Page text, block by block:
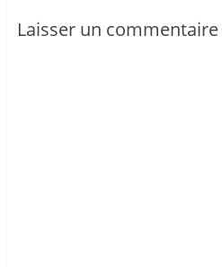
Laisser un commentaire